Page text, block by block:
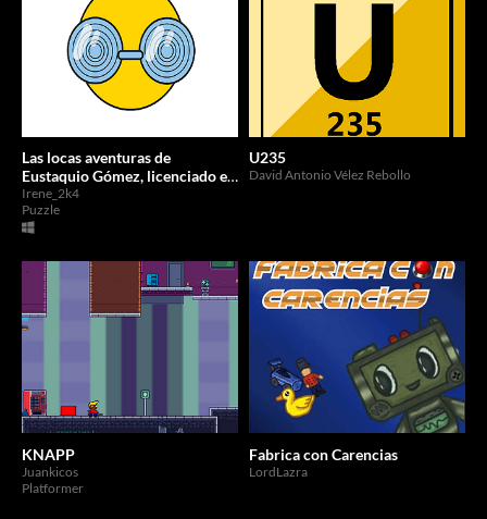
Las locas aventuras de
Eustaquio Gómez, licenciado en
Telecomunicaciones
Irene_2k4
Puzzle
U235
David Antonio Vélez Rebollo
KNAPP
Juankicos
Platformer
Fabrica con Carencias
LordLazra